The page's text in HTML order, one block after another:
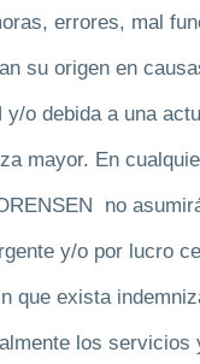
errores, mal
su origen en
o debida a una
mayor. En
no
y/o por lucro
que exista
los